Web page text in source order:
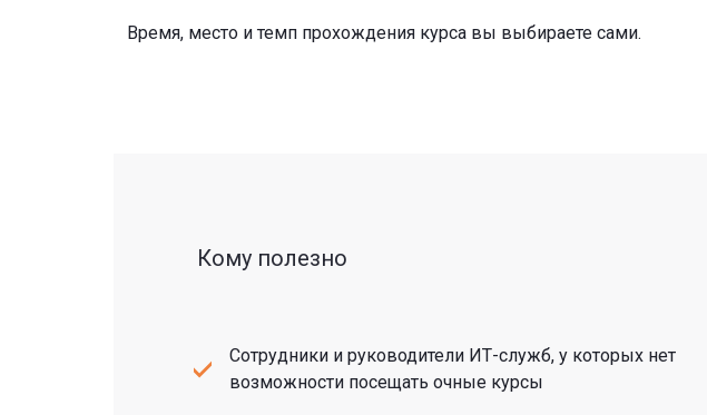
Время, место и темп прохождения курса вы выбираете сами.
Кому полезно
Сотрудники и руководители ИТ-служб, у которых нет
возможности посещать очные курсы